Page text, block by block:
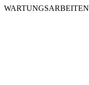
WARTUNGSARBEITEN